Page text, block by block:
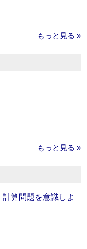
もっと見る »
もっと見る »
計算問題を意識しよ